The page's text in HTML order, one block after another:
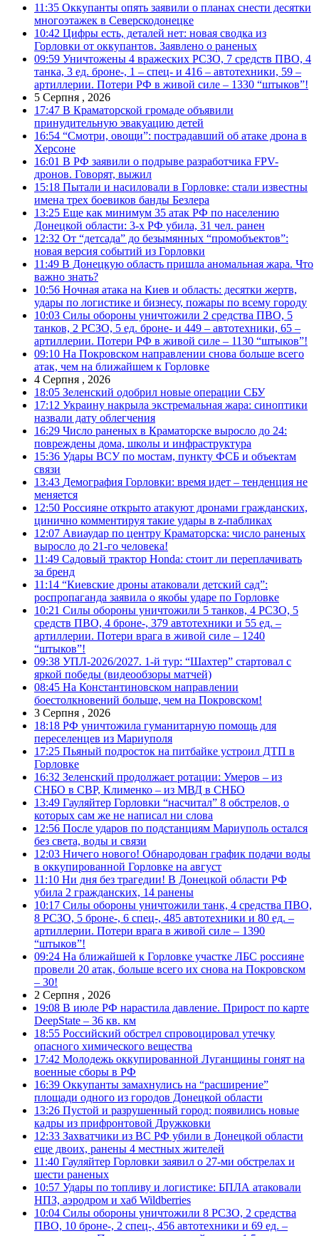
11:35 Оккупанты опять заявили о планах снести десятки
многоэтажек в Северскодонецке
10:42 Цифры есть, деталей нет: новая сводка из
Горловки от оккупантов. Заявлено о раненых
09:59 Уничтожены 4 вражеских РСЗО, 7 средств ПВО, 4
танка, 3 ед. броне-, 1 – спец- и 416 – автотехники, 59 –
артиллерии. Потери РФ в живой силе – 1330 “штыков”!
5 Серпня , 2026
17:47 В Краматорской громаде объявили
принудительную эвакуацию детей
16:54 “Смотри, овощи”: пострадавший об атаке дрона в
Херсоне
16:01 В РФ заявили о подрыве разработчика FPV-
дронов. Говорят, выжил
15:18 Пытали и насиловали в Горловке: стали известны
имена трех боевиков банды Безлера
13:25 Еще как минимум 35 атак РФ по населению
Донецкой области: 3-х РФ убила, 31 чел. ранен
12:32 От “детсада” до безымянных “промобъектов”:
новая версия событий из Горловки
11:49 В Донецкую область пришла аномальная жара. Что
важно знать?
10:56 Ночная атака на Киев и область: десятки жертв,
удары по логистике и бизнесу, пожары по всему городу
10:03 Силы обороны уничтожили 2 средства ПВО, 5
танков, 2 РСЗО, 5 ед. броне- и 449 – автотехники, 65 –
артиллерии. Потери РФ в живой силе – 1130 “штыков”!
09:10 На Покровском направлении снова больше всего
атак, чем на ближайшем к Горловке
4 Серпня , 2026
18:05 Зеленский одобрил новые операции СБУ
17:12 Украину накрыла экстремальная жара: синоптики
назвали дату облегчения
16:29 Число раненых в Краматорске выросло до 24:
повреждены дома, школы и инфраструктура
15:36 Удары ВСУ по мостам, пункту ФСБ и объектам
связи
13:43 Демография Горловки: время идет – тенденция не
меняется
12:50 Россияне открыто атакуют дронами гражданских,
цинично комментируя такие удары в z-пабликах
12:07 Авиаудар по центру Краматорска: число раненых
выросло до 21-го человека!
11:49 Садовый трактор Honda: стоит ли переплачивать
за бренд
11:14 “Киевские дроны атаковали детский сад”:
роспропаганда заявила о якобы ударе по Горловке
10:21 Силы обороны уничтожили 5 танков, 4 РСЗО, 5
средств ПВО, 4 броне-, 379 автотехники и 55 ед. –
артиллерии. Потери врага в живой силе – 1240
“штыков”!
09:38 УПЛ-2026/2027. 1-й тур: “Шахтер” стартовал с
яркой победы (видеообзоры матчей)
08:45 На Константиновском направлении
боестолкновений больше, чем на Покровском!
3 Серпня , 2026
18:18 РФ уничтожила гуманитарную помощь для
переселенцев из Мариуполя
17:25 Пьяный подросток на питбайке устроил ДТП в
Горловке
16:32 Зеленский продолжает ротации: Умеров – из
СНБО в СВР, Клименко – из МВД в СНБО
13:49 Гауляйтер Горловки “насчитал” 8 обстрелов, о
которых сам же не написал ни слова
12:56 После ударов по подстанциям Мариуполь остался
без света, воды и связи
12:03 Ничего нового! Обнародован график подачи воды
в оккупированной Горловке на август
11:10 Ни дня без трагедии! В Донецкой области РФ
убила 2 гражданских, 14 ранены
10:17 Силы обороны уничтожили танк, 4 средства ПВО,
8 РСЗО, 5 броне-, 6 спец-, 485 автотехники и 80 ед. –
артиллерии. Потери врага в живой силе – 1390
“штыков”!
09:24 На ближайшей к Горловке участке ЛБС россияне
провели 20 атак, больше всего их снова на Покровском
– 30!
2 Серпня , 2026
19:08 В июле РФ нарастила давление. Прирост по карте
DeepState – 36 кв. км
18:55 Российский обстрел спровоцировал утечку
опасного химического вещества
17:42 Молодежь оккупированной Луганщины гонят на
военные сборы в РФ
16:39 Оккупанты замахнулись на “расширение”
площади одного из городов Донецкой области
13:26 Пустой и разрушенный город: появились новые
кадры из прифронтовой Дружковки
12:33 Захватчики из ВС РФ убили в Донецкой области
еще двоих, ранены 4 местных жителей
11:40 Гауляйтер Горловки заявил о 27-ми обстрелах и
шести раненых
10:57 Удары по топливу и логистике: БПЛА атаковали
НПЗ, аэродром и хаб Wildberries
10:04 Силы обороны уничтожили 8 РСЗО, 2 средства
ПВО, 10 броне-, 2 спец-, 456 автотехники и 69 ед. –